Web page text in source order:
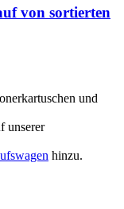
von sortierten
und
unserer
hinzu.